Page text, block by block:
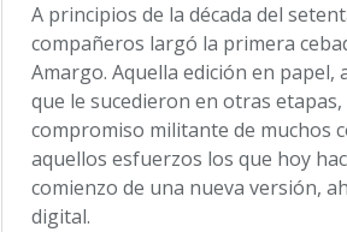
A principios de la década del
compañeros largó la primera
Amargo. Aquella edición en papel,
que le sucedieron en otras etapas,
compromiso militante de muchos
aquellos esfuerzos los que hoy
comienzo de una nueva versión,
digital.